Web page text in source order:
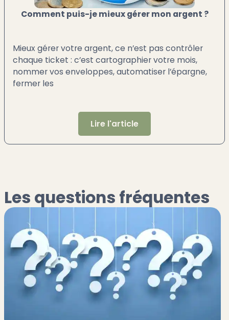
Comment puis-je mieux gérer mon argent ?
Mieux gérer votre argent, ce n’est pas contrôler
chaque ticket : c’est cartographier votre mois,
nommer vos enveloppes, automatiser l’épargne,
fermer les
Lire l'article
Les questions fréquentes